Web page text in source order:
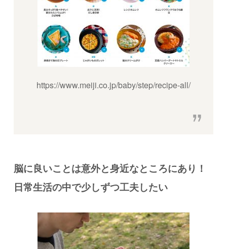
https://www.meiji.co.jp/baby/step/recipe-all/
脳に良いことは意外と身近なところにあり！
日常生活の中で少しずつ工夫したい